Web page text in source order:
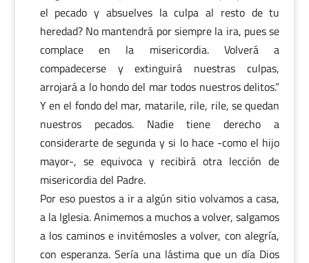
el pecado y absuelves la culpa al resto de tu
heredad? No mantendrá por siempre la ira, pues se
complace en la misericordia. Volverá a
compadecerse y extinguirá nuestras culpas,
arrojará a lo hondo del mar todos nuestros delitos.”
Y en el fondo del mar, matarile, rile, rile, se quedan
nuestros pecados. Nadie tiene derecho a
considerarte de segunda y si lo hace -como el hijo
mayor-, se equivoca y recibirá otra lección de
misericordia del Padre.
Por eso puestos a ir a algún sitio volvamos a casa,
a la Iglesia. Animemos a muchos a volver, salgamos
a los caminos e invitémosles a volver, con alegría,
con esperanza. Sería una lástima que un día Dios